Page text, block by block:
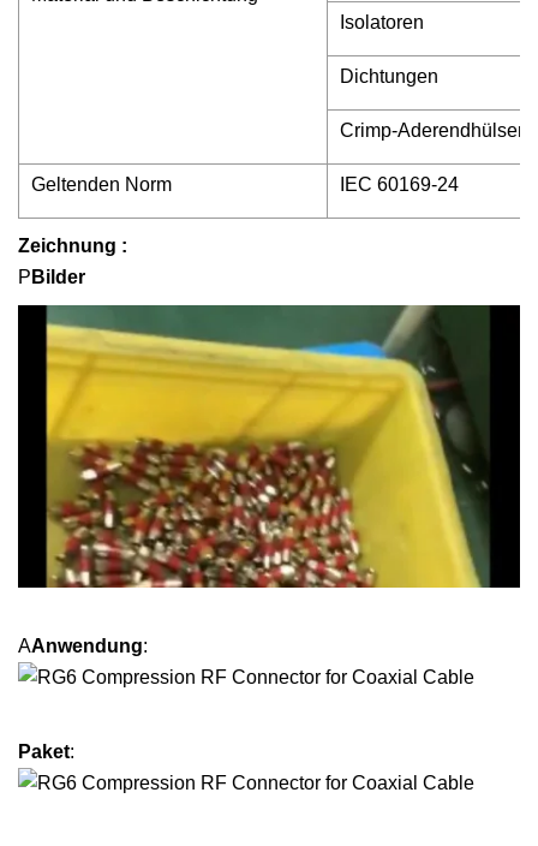
Isolatoren
Dichtungen
Crimp-Aderendhülsen
Geltenden Norm IEC 60169-24
Zeichnung :
P Bilder
AAnwendung:
Paket: